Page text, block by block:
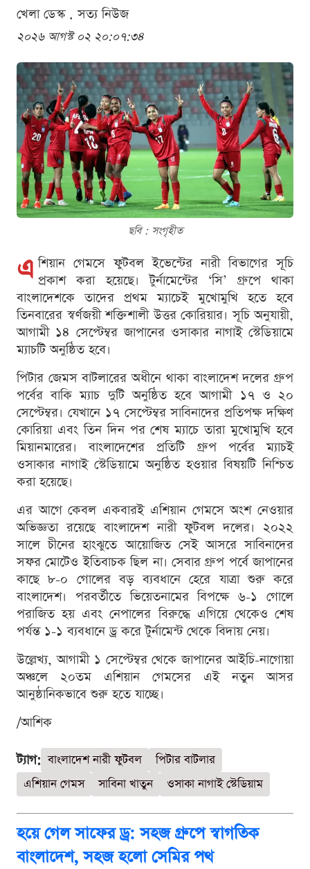
খেলা ডেস্ক . সত্য নিউজ
২০২৬ আগস্ট ০২ ২০:০৭:৩৪
ছবি : সংগৃহীত
এ শিয়ান গেমসে ফুটবল ইভেন্টের নারী বিভাগের সূচি
প্রকাশ করা হয়েছে। টুর্নামেন্টের ‘সি’ গ্রুপে থাকা
বাংলাদেশকে তাদের প্রথম ম্যাচেই মুখোমুখি হতে হবে
তিনবারের স্বর্ণজয়ী শক্তিশালী উত্তর কোরিয়ার। সূচি অনুযায়ী,
আগামী ১৪ সেপ্টেম্বর জাপানের ওসাকার নাগাই স্টেডিয়ামে
ম্যাচটি অনুষ্ঠিত হবে।
পিটার জেমস বাটলারের অধীনে থাকা বাংলাদেশ দলের গ্রুপ
পর্বের বাকি ম্যাচ দুটি অনুষ্ঠিত হবে আগামী ১৭ ও ২০
সেপ্টেম্বর। যেখানে ১৭ সেপ্টেম্বর সাবিনাদের প্রতিপক্ষ দক্ষিণ
কোরিয়া এবং তিন দিন পর শেষ ম্যাচে তারা মুখোমুখি হবে
মিয়ানমারের। বাংলাদেশের প্রতিটি গ্রুপ পর্বের ম্যাচই
ওসাকার নাগাই স্টেডিয়ামে অনুষ্ঠিত হওয়ার বিষয়টি নিশ্চিত
করা হয়েছে।
এর আগে কেবল একবারই এশিয়ান গেমসে অংশ নেওয়ার
অভিজ্ঞতা রয়েছে বাংলাদেশ নারী ফুটবল দলের। ২০২২
সালে চীনের হাংঝুতে আয়োজিত সেই আসরে সাবিনাদের
সফর মোটেও ইতিবাচক ছিল না। সেবার গ্রুপ পর্বে জাপানের
কাছে ৮-০ গোলের বড় ব্যবধানে হেরে যাত্রা শুরু করে
বাংলাদেশ। পরবর্তীতে ভিয়েতনামের বিপক্ষে ৬-১ গোলে
পরাজিত হয় এবং নেপালের বিরুদ্ধে এগিয়ে থেকেও শেষ
পর্যন্ত ১-১ ব্যবধানে ড্র করে টুর্নামেন্ট থেকে বিদায় নেয়।
উল্লেখ্য, আগামী ১ সেপ্টেম্বর থেকে জাপানের আইচি-নাগোয়া
অঞ্চলে ২০তম এশিয়ান গেমসের এই নতুন আসর
আনুষ্ঠানিকভাবে শুরু হতে যাচ্ছে।
/আশিক
ট্যাগ: বাংলাদেশ নারী ফুটবল
পিটার বাটলার
এশিয়ান গেমস
সাবিনা খাতুন ওসাকা নাগাই স্টেডিয়াম
হয়ে গেল সাফের ড্র: সহজ গ্রুপে স্বাগতিক
বাংলাদেশ, সহজ হলো সেমির পথ